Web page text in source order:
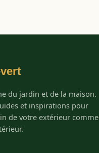
vert
du jardin et de la maison.
et inspirations pour
de votre extérieur comme